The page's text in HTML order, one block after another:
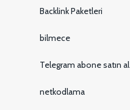
Backlink Paketleri
bilmece
Telegram abone satın al
netkodlama